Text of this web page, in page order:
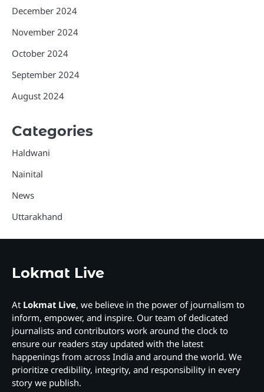
December 2024
November 2024
October 2024
September 2024
August 2024
Categories
Haldwani
Nainital
News
Uttarakhand
Lokmat Live
At Lokmat Live, we believe in the power of journalism to
inform, empower, and inspire. Our team of dedicated
journalists and contributors work around the clock to
ensure our readers stay updated with the latest
happenings from across India and around the world. We
prioritize credibility, integrity, and responsibility in every
story we publish.